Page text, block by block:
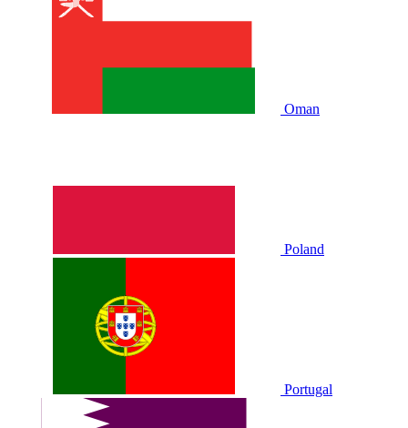
Oman
Poland
Portugal